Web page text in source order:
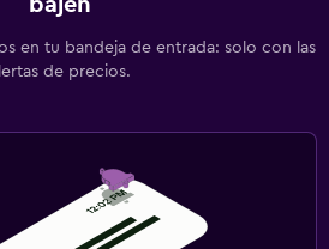
en tu bandeja de entrada: solo con las
de precios.